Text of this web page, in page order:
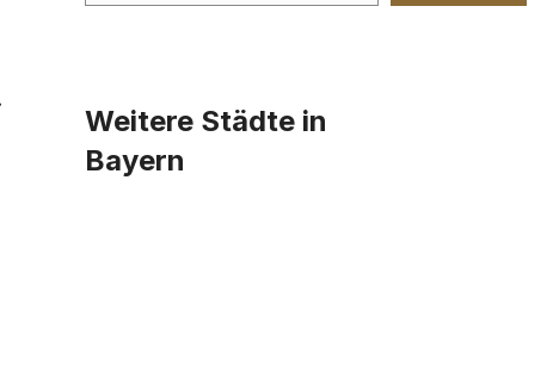
Weitere Städte in
Bayern